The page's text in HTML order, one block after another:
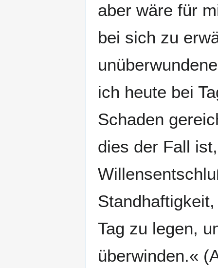
aber wäre für
bei sich zu
ich heute bei
Schaden
dies der Fall
Tag zu legen,
überwinden.«